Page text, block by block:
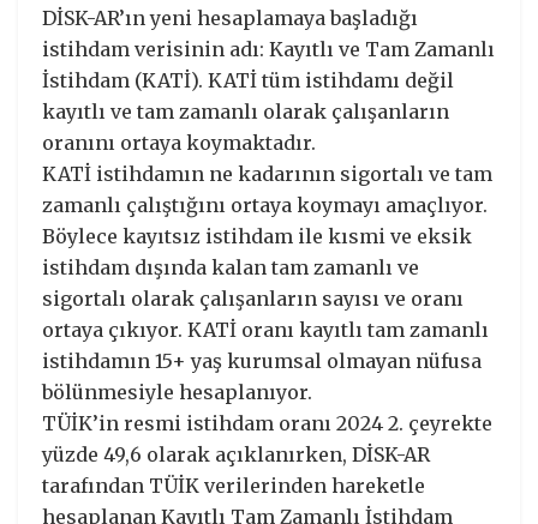
DİSK-AR’ın yeni hesaplamaya başladığı
istihdam verisinin adı: Kayıtlı ve Tam Zamanlı
İstihdam (KATİ). KATİ tüm istihdamı değil
kayıtlı ve tam zamanlı olarak çalışanların
oranını ortaya koymaktadır.
KATİ istihdamın ne kadarının sigortalı ve tam
zamanlı çalıştığını ortaya koymayı amaçlıyor.
Böylece kayıtsız istihdam ile kısmi ve eksik
istihdam dışında kalan tam zamanlı ve
sigortalı olarak çalışanların sayısı ve oranı
ortaya çıkıyor. KATİ oranı kayıtlı tam zamanlı
istihdamın 15+ yaş kurumsal olmayan nüfusa
bölünmesiyle hesaplanıyor.
TÜİK’in resmi istihdam oranı 2024 2. çeyrekte
yüzde 49,6 olarak açıklanırken, DİSK-AR
tarafından TÜİK verilerinden hareketle
hesaplanan Kayıtlı Tam Zamanlı İstihdam